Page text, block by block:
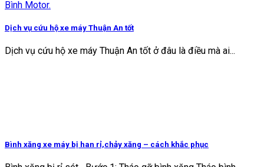
Dịch vụ cứu hộ xe máy Thuận An tốt
Dịch vụ cứu hộ xe máy Thuận An tốt ở đâu là điều mà ai...
Bình xăng xe máy bị han rỉ,chảy xăng – cách khắc phục